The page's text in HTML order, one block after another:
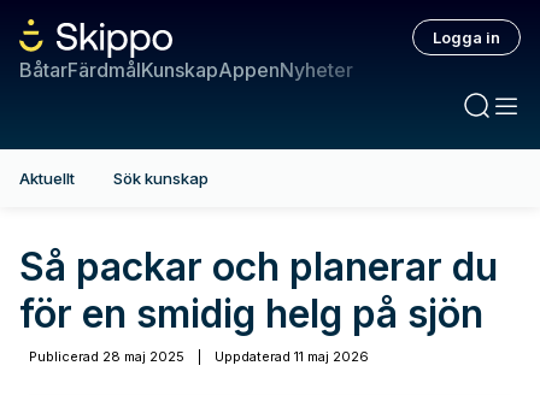
BåtarFärdmålKunskapAppenNyheter
Logga in
Aktuellt Sök kunskap
Så packar och planerar du
för en smidig helg på sjön
Publicerad 28 maj 2025 Uppdaterad 11 maj 2026